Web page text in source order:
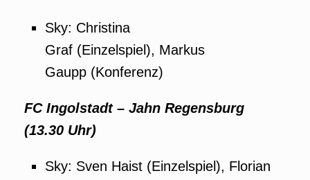
Sky: Christina
Graf (Einzelspiel), Markus
Gaupp (Konferenz)
FC Ingolstadt – Jahn Regensburg
(13.30 Uhr)
Sky: Sven Haist (Einzelspiel), Florian